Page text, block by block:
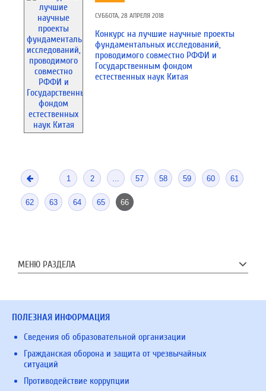
СУББОТА, 28 АПРЕЛЯ 2018
Конкурс на лучшие научные проекты
фундаментальных исследований,
проводимого совместно РФФИ и
Государственным фондом
естественных наук Китая
1 2 57 58 59 60 61
62 63 64 65 66
МЕНЮ РАЗДЕЛА
ПОЛЕЗНАЯ ИНФОРМАЦИЯ
Сведения об образовательной организации
Гражданская оборона и защита от чрезвычайных
ситуаций
Противодействие коррупции